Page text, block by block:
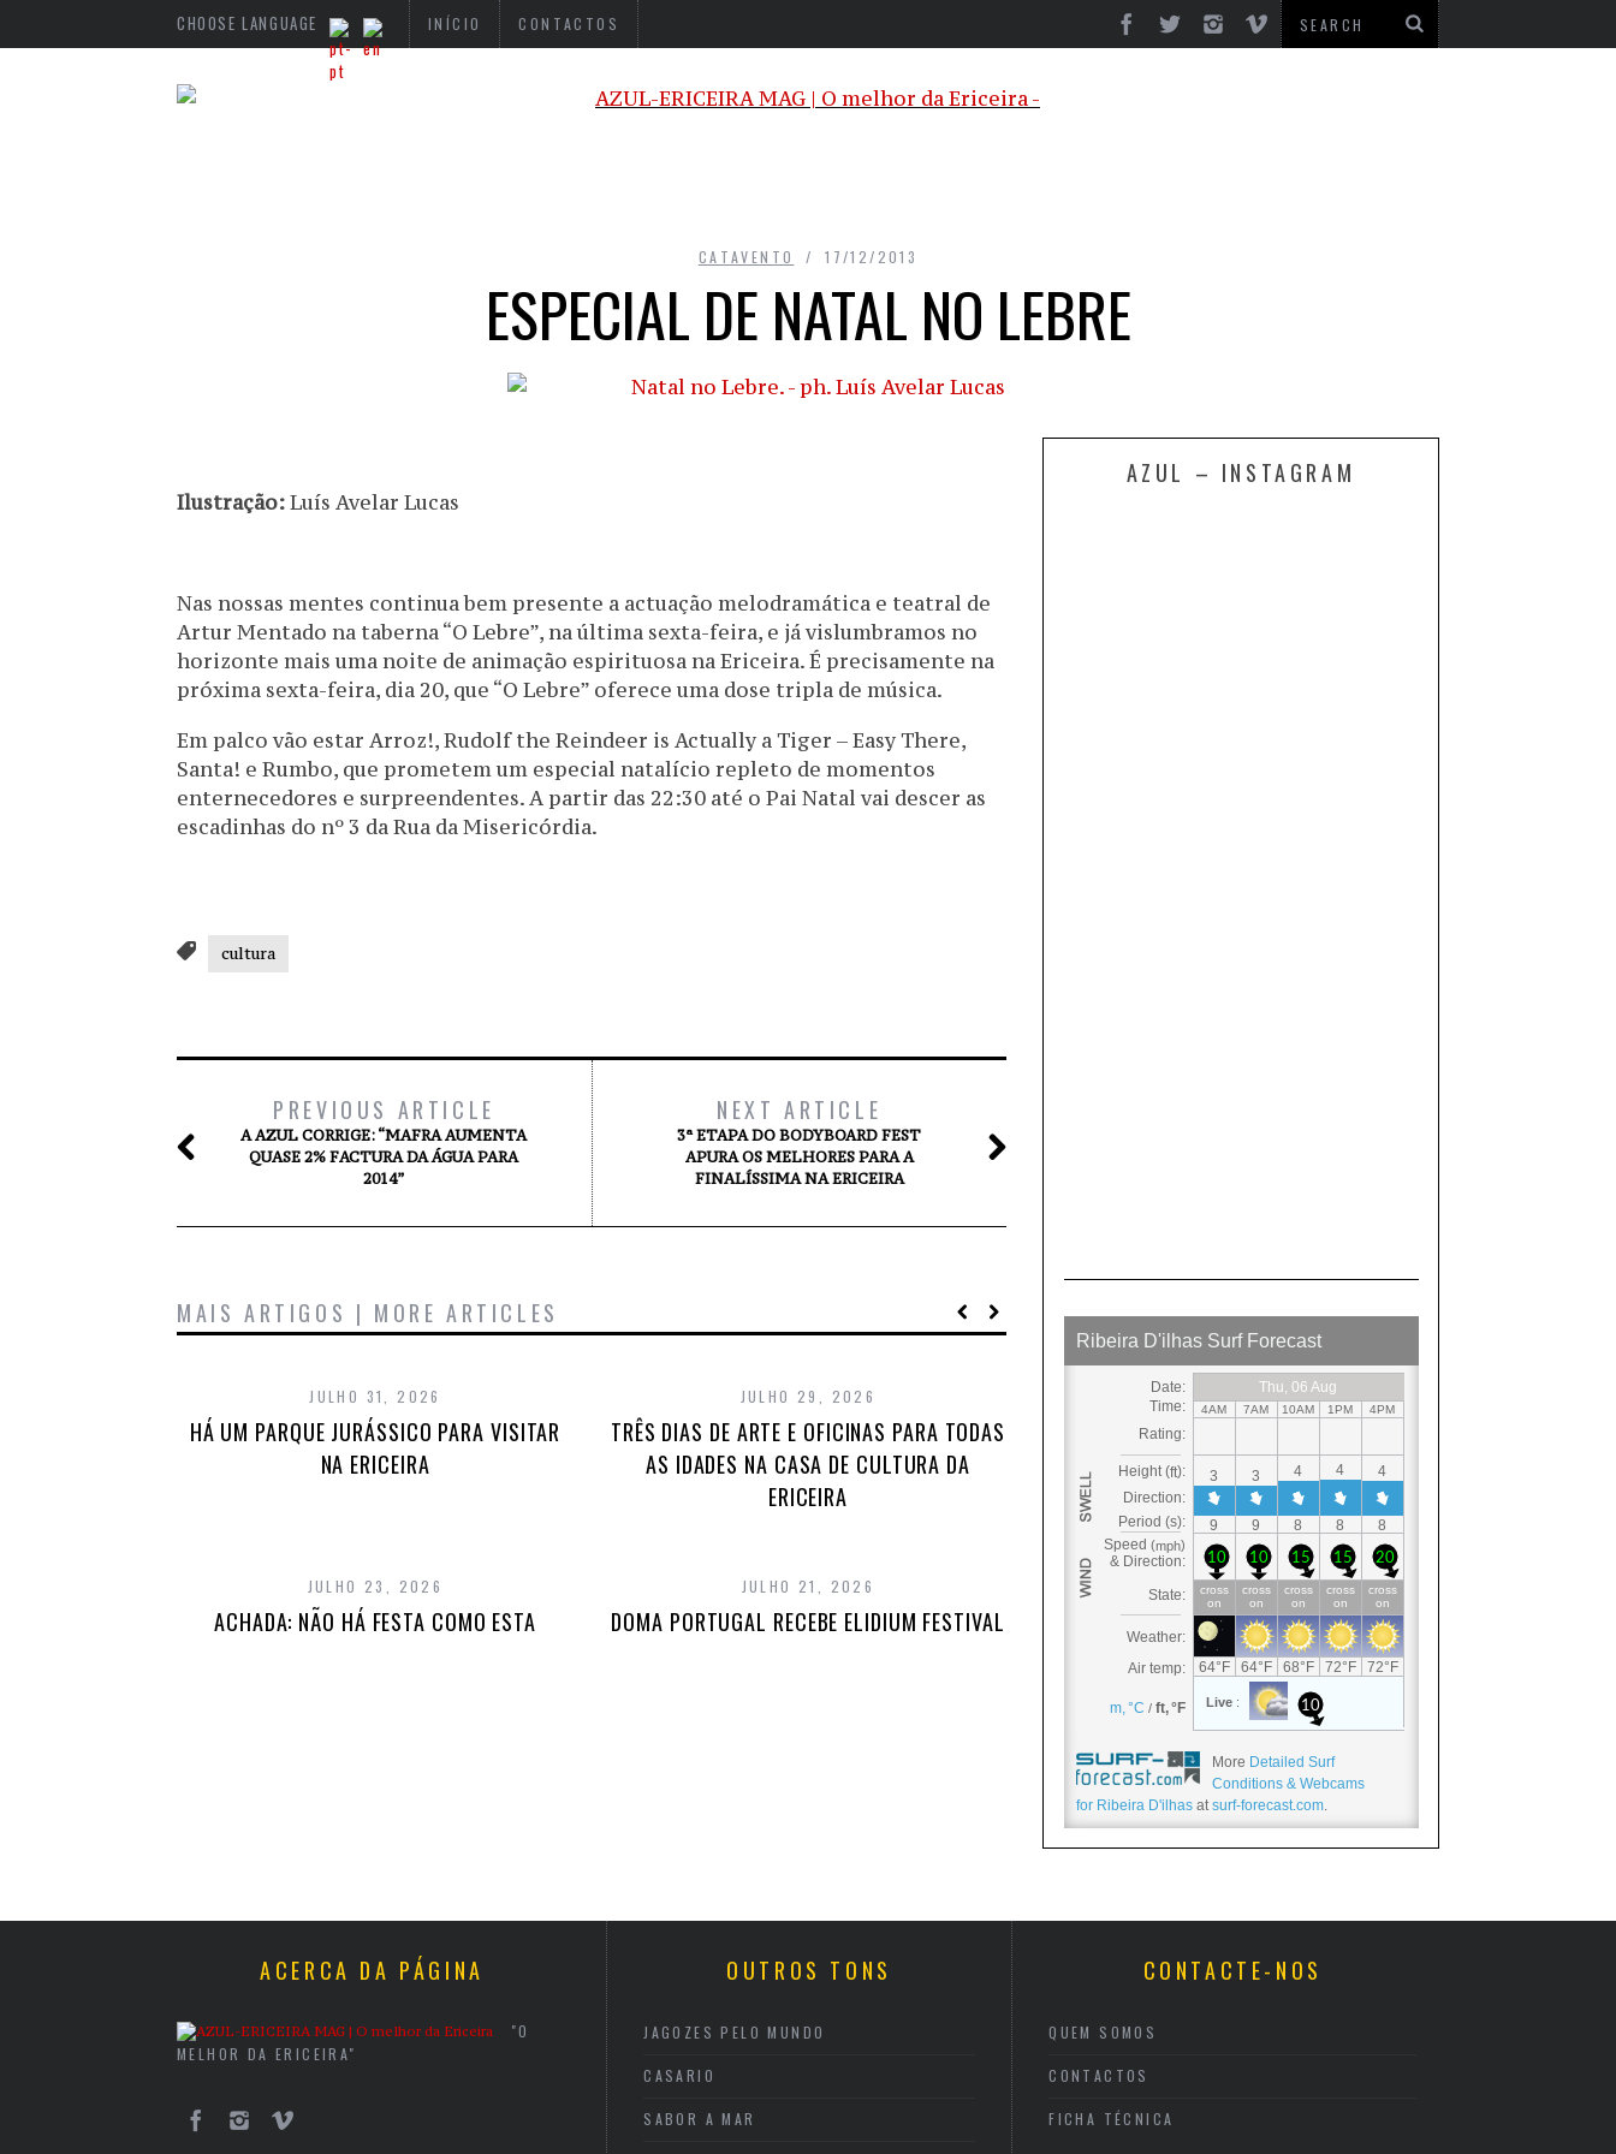
CHOOSE LANGUAGE INÍCIO CONTACTOS
CATAVENTO 17/12/2013
ESPECIAL DE NATAL NO LEBRE
Ilustração:Luís Avelar Lucas
Nas nossas mentes continua bem presente a actuação melodramática e teatral de
Artur Mentado na taberna “O Lebre”, na última sexta-feira, e já vislumbramos no
horizonte mais uma noite de animação espirituosa na Ericeira. É precisamente na
próxima sexta-feira, dia 20, que “O Lebre” oferece uma dose tripla de música.
Em palco vão estar Arroz!, Rudolf the Reindeer is Actually a Tiger – Easy There,
Santa! e Rumbo, que prometem um especial natalício repleto de momentos
enternecedores e surpreendentes. A partir das 22:30 até o Pai Natal vai descer as
escadinhas do nº 3 da Rua da Misericórdia.
cultura
PREVIOUS ARTICLE
A AZUL CORRIGE: “MAFRA AUMENTA
QUASE 2% FACTURA DA ÁGUA PARA
2014”
NEXT ARTICLE
3ª ETAPA DO BODYBOARD FEST
APURA OS MELHORES PARA A
FINALÍSSIMA NA ERICEIRA
MAIS ARTIGOS | MORE ARTICLES
JULHO 31, 2026
HÁ UM PARQUE JURÁSSICO PARA VISITAR
NA ERICEIRA
JULHO 29, 2026
TRÊS DIAS DE ARTE E OFICINAS PARA TODAS
AS IDADES NA CASA DE CULTURA DA
ERICEIRA
JULHO 23, 2026
ACHADA: NÃO HÁ FESTA COMO ESTA
JULHO 21, 2026
DOMA PORTUGAL RECEBE ELIDIUM FESTIVAL
AZUL – INSTAGRAM
More Detailed Surf
Conditions & Webcams
for Ribeira D'ilhas at surf-forecast.com.
ACERCA DA PÁGINA
"O
MELHOR DA ERICEIRA"
OUTROS TONS
JAGOZES PELO MUNDO
CASARIO
SABOR A MAR
CONTACTE-NOS
QUEM SOMOS
CONTACTOS
FICHA TÉCNICA